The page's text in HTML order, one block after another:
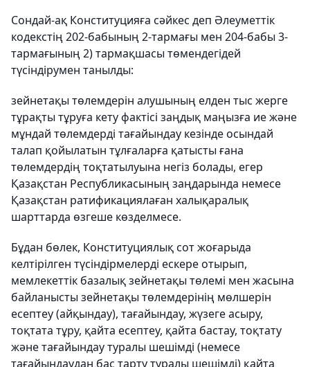
Сондай-ақ Конституцияға сәйкес деп Әлеуметтік
кодекстің 202-бабының 2-тармағы мен 204-бабы 3-
тармағының 2) тармақшасы төмендегідей
түсіндірумен танылды:
зейнетақы төлемдерін алушының елден тыс жерге
тұрақты тұруға кету фактісі заңдық маңызға ие және
мұндай төлемдерді тағайындау кезінде осындай
талап қойылатын тұлғаларға қатысты ғана
төлемдердің тоқтатылуына негіз болады, егер
Қазақстан Республикасының заңдарында немесе
Қазақстан ратификациялаған халықаралық
шарттарда өзгеше көзделмесе.
Бұдан бөлек, Конституциялық сот жоғарыда
келтірілген түсіндірмелерді ескере отырып,
мемлекеттік базалық зейнетақы төлемі мен жасына
байланысты зейнетақы төлемдерінің мөлшерін
есептеу (айқындау), тағайындау, жүзеге асыру,
тоқтата тұру, қайта есептеу, қайта бастау, тоқтату
және тағайындау туралы шешімді (немесе
тағайындаудан бас тарту туралы шешімді) қайта